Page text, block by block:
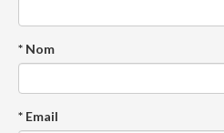
* Nom
* Email